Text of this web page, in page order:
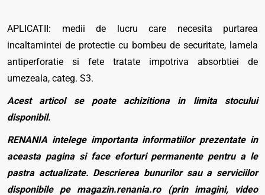
APLICATII: medii de lucru care necesita purtarea
incaltamintei de protectie cu bombeu de securitate, lamela
antiperforatie si fete tratate impotriva absorbtiei de
umezeala, categ. S3.
Acest articol se poate achizitiona in limita stocului
disponibil.
RENANIA intelege importanta informatiilor prezentate in
aceasta pagina si face eforturi permanente pentru a le
pastra actualizate. Descrierea bunurilor sau a serviciilor
disponibile pe magazin.renania.ro (prin imagini, video